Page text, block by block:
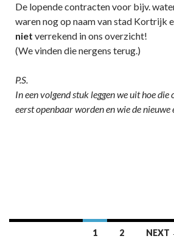
De lopende contracten voor bijv.
waren nog op naam van stad Kortrijk
niet verrekend in ons overzicht!
(We vinden die nergens terug.)
P.S.
In een volgend stuk leggen we uit hoe
eerst openbaar worden en wie de
1 2 NEXT